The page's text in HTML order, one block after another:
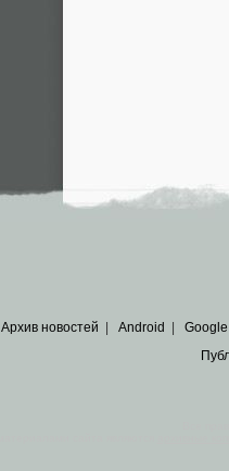
Архив новостей Android Google